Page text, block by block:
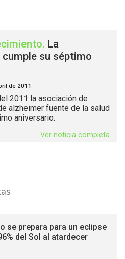
. La
su séptimo
de 2011
2011 la asociación de
alzheimer fuente de la salud
aniversario.
Ver noticia completa
se prepara para un eclipse
del Sol al atardecer